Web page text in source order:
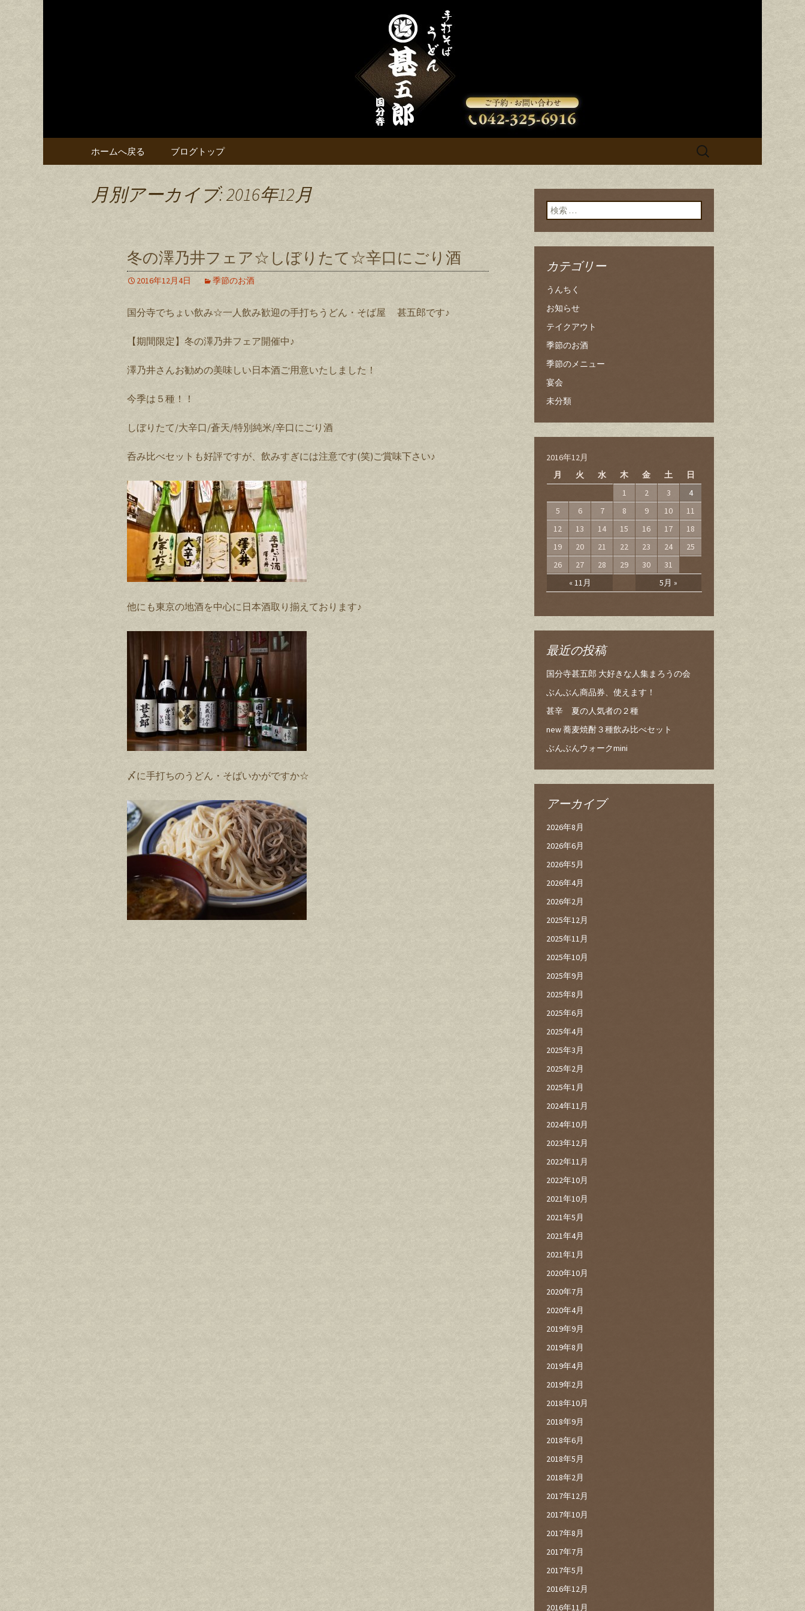
甚五郎のお知らせ
コンテンツへ移動
ホームへ戻る ブログトップ
検
月別アーカイブ: 2016年12月
冬の澤乃井フェア☆しぼりたて☆辛口にごり酒
2016年12月4日 季節のお酒
国分寺でちょい飲み☆一人飲み歓迎の手打ちうどん・そば屋 甚五郎です♪
【期間限定】冬の澤乃井フェア開催中♪
澤乃井さんお勧めの美味しい日本酒ご用意いたしました！
今季は５種！！
しぼりたて/大辛口/蒼天/特別純米/辛口にごり酒
呑み比べセットも好評ですが、飲みすぎには注意です(笑)ご賞味下さい♪
他にも東京の地酒を中心に日本酒取り揃えております♪
〆に手打ちのうどん・そばいかがですか☆
検索:
カテゴリー
うんちく
お知らせ
テイクアウト
季節のお酒
季節のメニュー
宴会
未分類
2016年12月
月
火 水 木 金 土 日
« 11月 5月 »
1 2 3
4
5
6 7 8 9 10
11
12
13 14 15 16 17
18
19
20 21 22 23 24
25
26
27 28 29 30 31
最近の投稿
国分寺甚五郎 大好きな人集まろうの会
ぶんぶん商品券、使えます！
甚辛 夏の人気者の２種
new 蕎麦焼酎３種飲み比べセット
ぶんぶんウォークmini
アーカイブ
2026年8月
2026年6月
2026年5月
2026年4月
2026年2月
2025年12月
2025年11月
2025年10月
2025年9月
2025年8月
2025年6月
2025年4月
2025年3月
2025年2月
2025年1月
2024年11月
2024年10月
2023年12月
2022年11月
2022年10月
2021年10月
2021年5月
2021年4月
2021年1月
2020年10月
2020年7月
2020年4月
2019年9月
2019年8月
2019年4月
2019年2月
2018年10月
2018年9月
2018年6月
2018年5月
2018年2月
2017年12月
2017年10月
2017年8月
2017年7月
2017年5月
2016年12月
2016年11月